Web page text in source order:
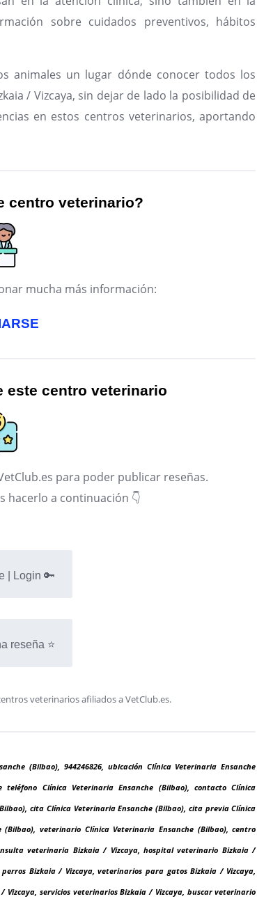
sobre cuidados preventivos, hábitos
animales un lugar dónde conocer todos los
/ Vizcaya, sin dejar de lado la posibilidad de
en estos centros veterinarios, aportando
centro veterinario?
mucha más información:
este centro veterinario
para poder publicar reseñas.
hacerlo a continuación 👇
| Login 🔑
reseña ⭐
veterinarios afiliados a VetClub.es.
(Bilbao), 944246826, ubicación Clínica Veterinaria Ensanche
Clínica Veterinaria Ensanche (Bilbao), contacto Clínica
cita Clínica Veterinaria Ensanche (Bilbao), cita previa Clínica
veterinario Clínica Veterinaria Ensanche (Bilbao), centro
veterinaria Bizkaia / Vizcaya, hospital veterinario Bizkaia /
Bizkaia / Vizcaya, veterinarios para gatos Bizkaia / Vizcaya,
servicios veterinarios Bizkaia / Vizcaya, buscar veterinario